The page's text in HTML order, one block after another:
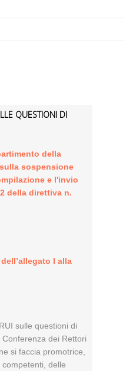
QUESTIONI DI
della
sospensione
e l'invio
della direttiva n.
I alla
sulle questioni di
dei Rettori
si faccia promotrice,
delle